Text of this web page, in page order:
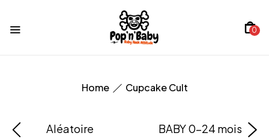
0
Home Cupcake Cult
Aléatoire BABY 0-24 mois